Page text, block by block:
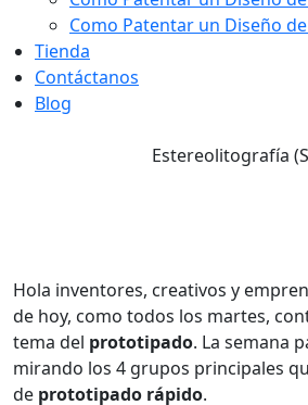
Como Patentar un Diseño
Tienda
Contáctanos
Blog
Estereolitografía
Hola inventores, creativos y
de hoy, como todos los martes,
tema del prototipado. La semana
mirando los 4 grupos principales
de prototipado rápido.